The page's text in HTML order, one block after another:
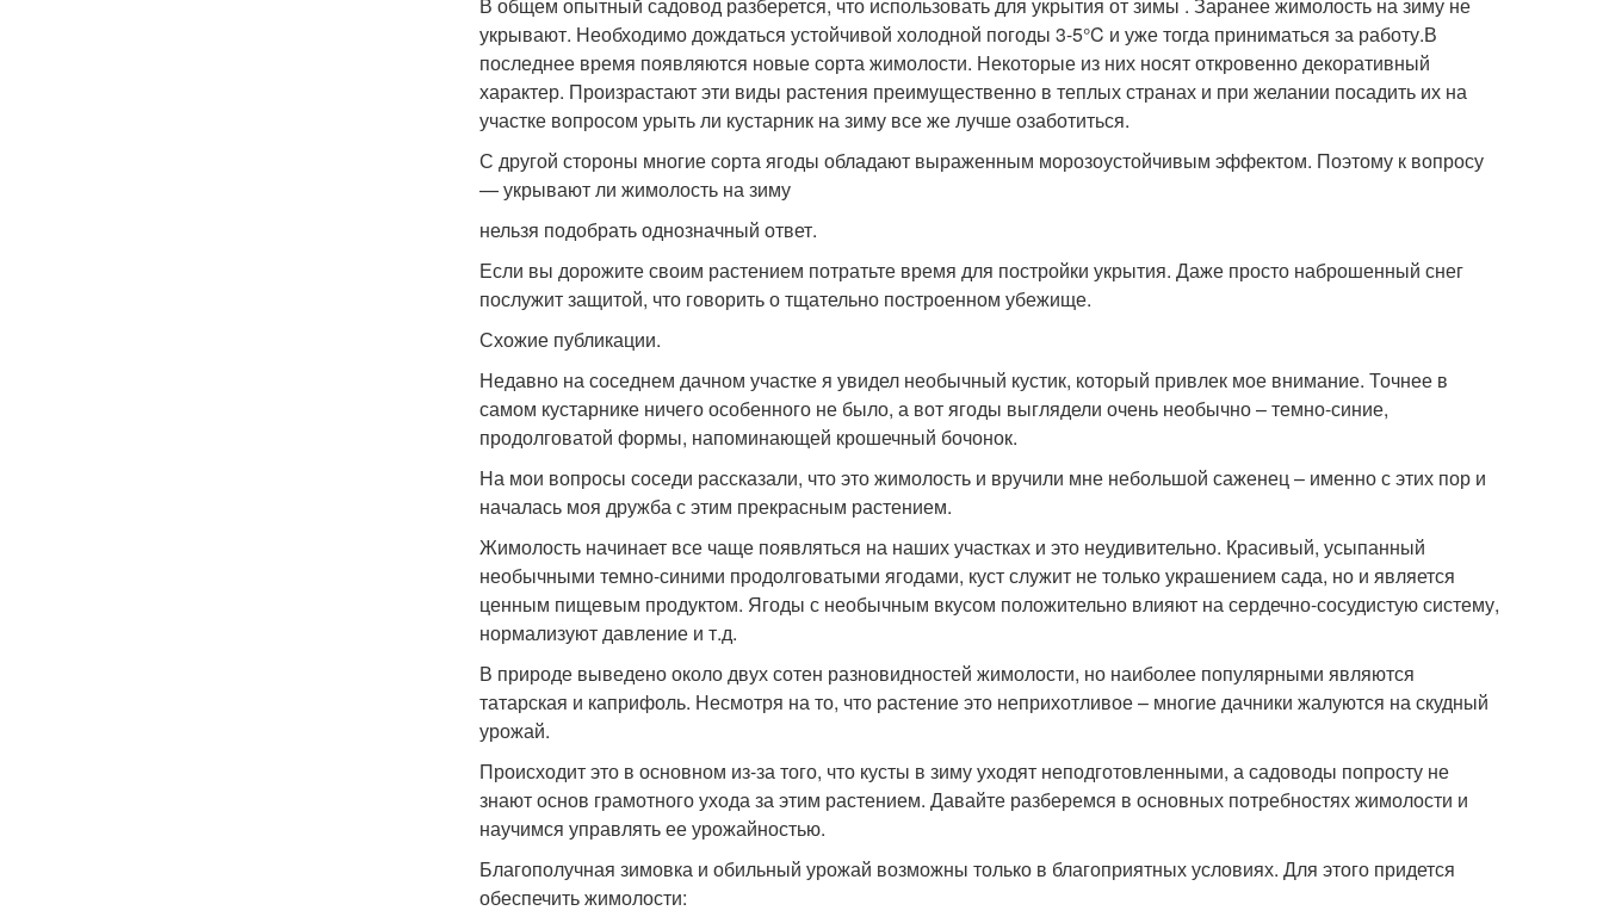
укрывают. Необходимо дождаться устойчивой холодной погоды 3-5°C и уже тогда приниматься за работу.В
последнее время появляются новые сорта жимолости. Некоторые из них носят откровенно декоративный
характер. Произрастают эти виды растения преимущественно в теплых странах и при желании посадить их на
участке вопросом урыть ли кустарник на зиму все же лучше озаботиться.
С другой стороны многие сорта ягоды обладают выраженным морозоустойчивым эффектом. Поэтому к вопросу
— укрывают ли жимолость на зиму
нельзя подобрать однозначный ответ.
Если вы дорожите своим растением потратьте время для постройки укрытия. Даже просто наброшенный снег
послужит защитой, что говорить о тщательно построенном убежище.
Схожие публикации.
Недавно на соседнем дачном участке я увидел необычный кустик, который привлек мое внимание. Точнее в
самом кустарнике ничего особенного не было, а вот ягоды выглядели очень необычно – темно-синие,
продолговатой формы, напоминающей крошечный бочонок.
На мои вопросы соседи рассказали, что это жимолость и вручили мне небольшой саженец – именно с этих пор и
началась моя дружба с этим прекрасным растением.
Жимолость начинает все чаще появляться на наших участках и это неудивительно. Красивый, усыпанный
необычными темно-синими продолговатыми ягодами, куст служит не только украшением сада, но и является
ценным пищевым продуктом. Ягоды с необычным вкусом положительно влияют на сердечно-сосудистую систему,
нормализуют давление и т.д.
В природе выведено около двух сотен разновидностей жимолости, но наиболее популярными являются
татарская и каприфоль. Несмотря на то, что растение это неприхотливое – многие дачники жалуются на скудный
урожай.
Происходит это в основном из-за того, что кусты в зиму уходят неподготовленными, а садоводы попросту не
знают основ грамотного ухода за этим растением. Давайте разберемся в основных потребностях жимолости и
научимся управлять ее урожайностью.
Благополучная зимовка и обильный урожай возможны только в благоприятных условиях. Для этого придется
обеспечить жимолости: